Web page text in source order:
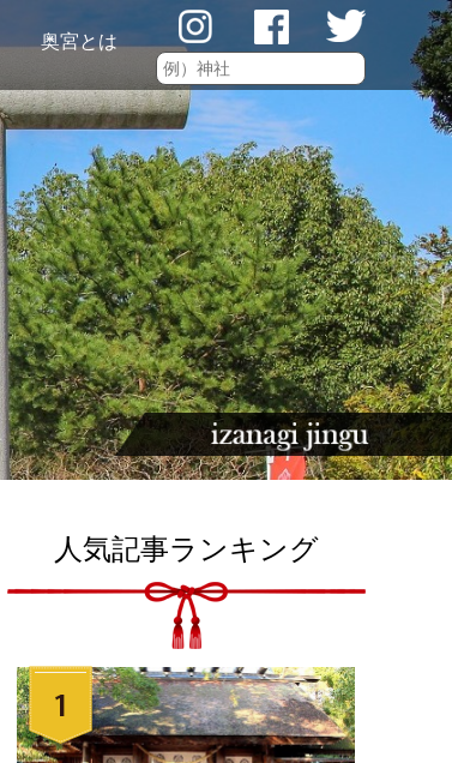
奥宮とは
人気記事ランキング